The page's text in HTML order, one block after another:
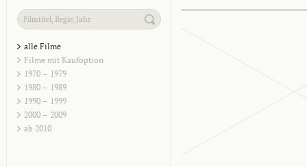
alle Filme
Filme mit Kaufoption
1970 – 1979
1980 – 1989
1990 – 1999
2000 – 2009
ab 2010